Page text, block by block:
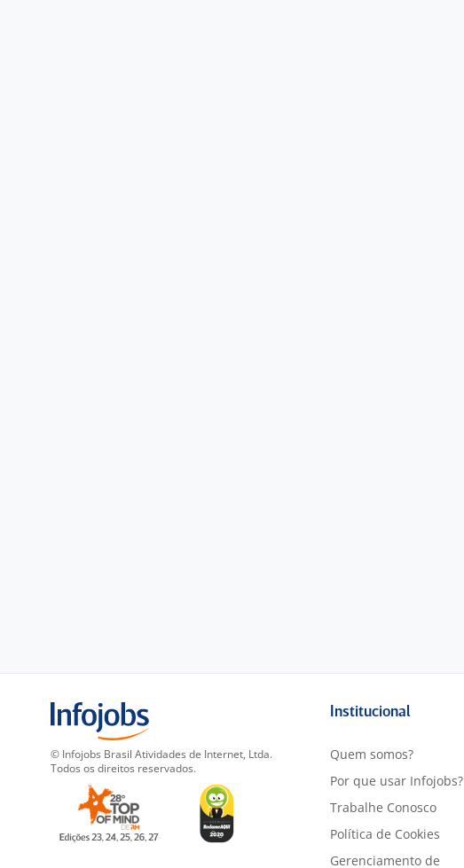
© Infojobs Brasil Atividades de Internet, Ltda.
Todos os direitos reservados.
Institucional
Quem somos?
Por que usar Infojobs?
Trabalhe Conosco
Política de Cookies
Gerenciamento de